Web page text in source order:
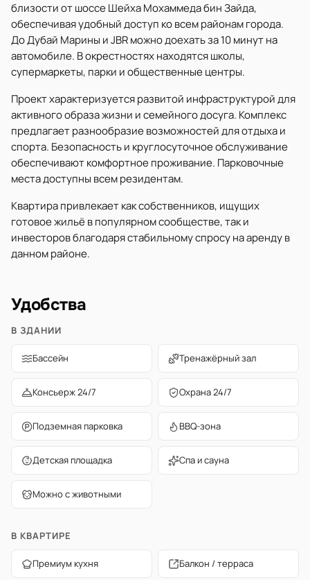
близости от шоссе Шейха Мохаммеда бин Зайда,
обеспечивая удобный доступ ко всем районам города.
До Дубай Марины и JBR можно доехать за 10 минут на
автомобиле. В окрестностях находятся школы,
супермаркеты, парки и общественные центры.
Проект характеризуется развитой инфраструктурой для
активного образа жизни и семейного досуга. Комплекс
предлагает разнообразие возможностей для отдыха и
спорта. Безопасность и круглосуточное обслуживание
обеспечивают комфортное проживание. Парковочные
места доступны всем резидентам.
Квартира привлекает как собственников, ищущих
готовое жильё в популярном сообществе, так и
инвесторов благодаря стабильному спросу на аренду в
данном районе.
Удобства
В ЗДАНИИ
Бассейн Тренажёрный зал
Консьерж 24/7 Охрана 24/7
Подземная парковка BBQ-зона
Детская площадка Спа и сауна
Можно с животными
В КВАРТИРЕ
Премиум кухня Балкон / терраса